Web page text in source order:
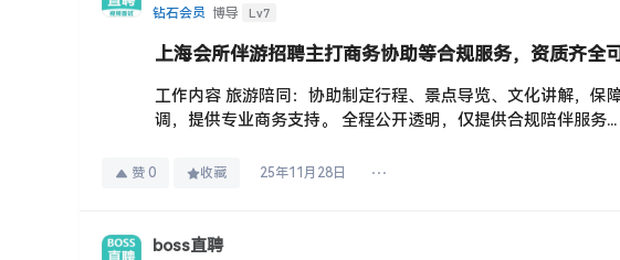
钻石会员 博导 Lv7
上海会所伴游招聘主打商务协助等合规服务，资质齐全
工作内容 旅游陪同：协助制定行程、景点导览、文化讲解，
调，提供专业商务支持。 全程公开透明，仅提供合规陪伴服务...
赞 0 收藏 25年11月28日
boss直聘